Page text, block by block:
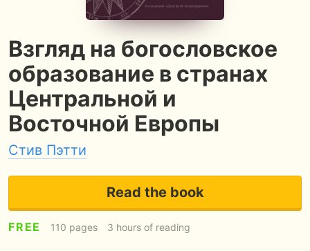
Взгляд на богословское
образование в странах
Центральной и
Восточной Европы
Стив Пэтти
Read the book
FREE 110 pages 3 hours of reading